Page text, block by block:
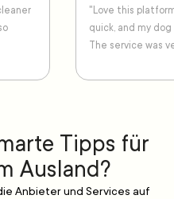
"Love this
quick, and my
The service was
Tipps für
Ausland?
Anbieter und Services auf